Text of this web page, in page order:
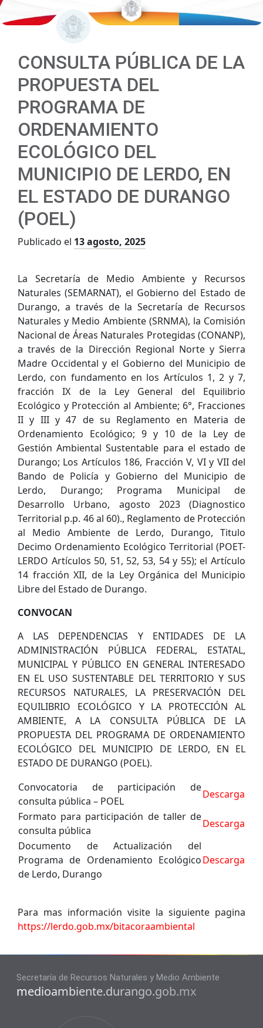
CONSULTA PÚBLICA DE LA
PROPUESTA DEL
PROGRAMA DE
ORDENAMIENTO
ECOLÓGICO DEL
MUNICIPIO DE LERDO, EN
EL ESTADO DE DURANGO
(POEL)
Publicado el 13 agosto, 2025
La Secretaría de Medio Ambiente y Recursos
Naturales (SEMARNAT), el Gobierno del Estado de
Durango, a través de la Secretaría de Recursos
Naturales y Medio Ambiente (SRNMA), la Comisión
Nacional de Áreas Naturales Protegidas (CONANP),
a través de la Dirección Regional Norte y Sierra
Madre Occidental y el Gobierno del Municipio de
Lerdo, con fundamento en los Artículos 1, 2 y 7,
fracción IX de la Ley General del Equilibrio
Ecológico y Protección al Ambiente; 6°, Fracciones
II y III y 47 de su Reglamento en Materia de
Ordenamiento Ecológico; 9 y 10 de la Ley de
Gestión Ambiental Sustentable para el estado de
Durango; Los Artículos 186, Fracción V, VI y VII del
Bando de Policía y Gobierno del Municipio de
Lerdo, Durango; Programa Municipal de
Desarrollo Urbano, agosto 2023 (Diagnostico
Territorial p.p. 46 al 60)., Reglamento de Protección
al Medio Ambiente de Lerdo, Durango, Titulo
Decimo Ordenamiento Ecológico Territorial (POET-
LERDO Artículos 50, 51, 52, 53, 54 y 55); el Artículo
14 fracción XII, de la Ley Orgánica del Municipio
Libre del Estado de Durango.
CONVOCAN
A LAS DEPENDENCIAS Y ENTIDADES DE LA
ADMINISTRACIÓN PÚBLICA FEDERAL, ESTATAL,
MUNICIPAL Y PÚBLICO EN GENERAL INTERESADO
EN EL USO SUSTENTABLE DEL TERRITORIO Y SUS
RECURSOS NATURALES, LA PRESERVACIÓN DEL
EQUILIBRIO ECOLÓGICO Y LA PROTECCIÓN AL
AMBIENTE, A LA CONSULTA PÚBLICA DE LA
PROPUESTA DEL PROGRAMA DE ORDENAMIENTO
ECOLÓGICO DEL MUNICIPIO DE LERDO, EN EL
ESTADO DE DURANGO (POEL).
Convocatoria de participación de
consulta pública – POEL
Descarga
Formato para participación de taller de
consulta pública
Descarga
Documento de Actualización del
Programa de Ordenamiento Ecológico
de Lerdo, Durango
Descarga
Para mas información visite la siguiente pagina
https://lerdo.gob.mx/bitacoraambiental
Secretaría de Recursos Naturales y Medio Ambiente
medioambiente.durango.gob.mx